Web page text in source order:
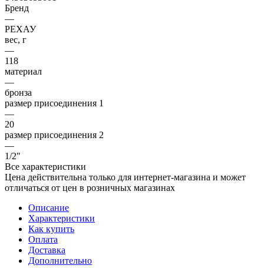
Бренд
—
РЕХАУ
вес, г
—
118
материал
—
бронза
размер присоединения 1
—
20
размер присоединения 2
—
1/2"
Все характеристики
Цена действительна только для интернет-магазина и может
отличаться от цен в розничных магазинах
Описание
Характеристики
Как купить
Оплата
Доставка
Дополнительно